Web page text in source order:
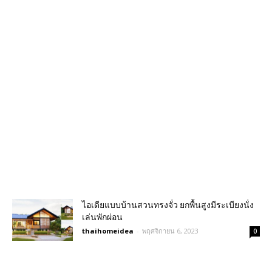
ไอเดียแบบบ้านสวนทรงจั่ว ยกพื้นสูงมีระเบียงนั่ง
เล่นพักผ่อน
thaihomeidea - พฤศจิกายน 6, 2023 0